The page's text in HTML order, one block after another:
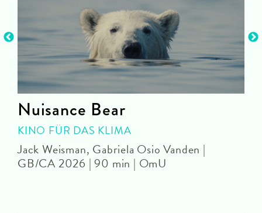
Nuisance Bear
KINO FÜR DAS KLIMA
Jack Weisman, Gabriela Osio Vanden |
GB/CA 2026 | 90 min | OmU